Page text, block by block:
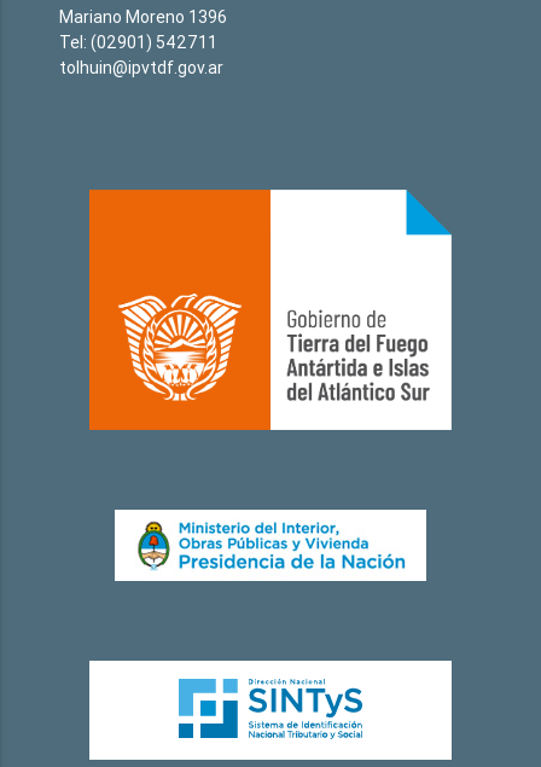
Mariano Moreno 1396
Tel: (02901) 542711
tolhuin@ipvtdf.gov.ar